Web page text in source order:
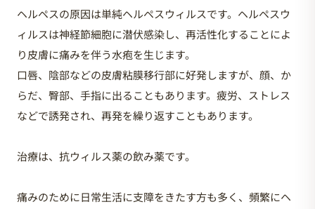
ヘルペスの原因は単純ヘルペスウィルスです。ヘルペスウ
ィルスは神経節細胞に潜伏感染し、再活性化することによ
り皮膚に痛みを伴う水疱を生じます。
口唇、陰部などの皮膚粘膜移行部に好発しますが、顔、か
らだ、臀部、手指に出ることもあります。疲労、ストレス
などで誘発され、再発を繰り返すこともあります。
治療は、抗ウィルス薬の飲み薬です。
痛みのために日常生活に支障をきたす方も多く、頻繁にヘ